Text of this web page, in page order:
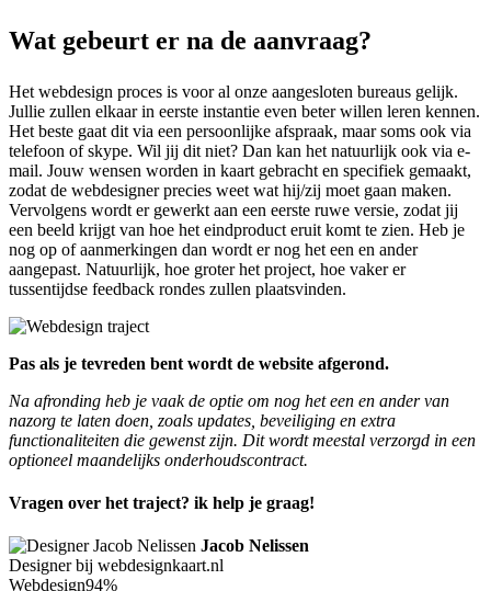
Wat gebeurt er na de aanvraag?
Het webdesign proces is voor al onze aangesloten bureaus gelijk.
Jullie zullen elkaar in eerste instantie even beter willen leren kennen.
Het beste gaat dit via een persoonlijke afspraak, maar soms ook via
telefoon of skype. Wil jij dit niet? Dan kan het natuurlijk ook via e-
mail. Jouw wensen worden in kaart gebracht en specifiek gemaakt,
zodat de webdesigner precies weet wat hij/zij moet gaan maken.
Vervolgens wordt er gewerkt aan een eerste ruwe versie, zodat jij
een beeld krijgt van hoe het eindproduct eruit komt te zien. Heb je
nog op of aanmerkingen dan wordt er nog het een en ander
aangepast. Natuurlijk, hoe groter het project, hoe vaker er
tussentijdse feedback rondes zullen plaatsvinden.
Pas als je tevreden bent wordt de website afgerond.
Na afronding heb je vaak de optie om nog het een en ander van
nazorg te laten doen, zoals updates, beveiliging en extra
functionaliteiten die gewenst zijn. Dit wordt meestal verzorgd in een
optioneel maandelijks onderhoudscontract.
Vragen over het traject? ik help je graag!
Jacob Nelissen
Designer bij webdesignkaart.nl
Webdesign94%